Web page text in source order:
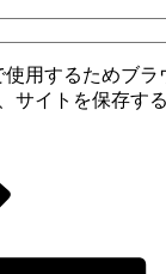
用するためブラ
サイトを保存する